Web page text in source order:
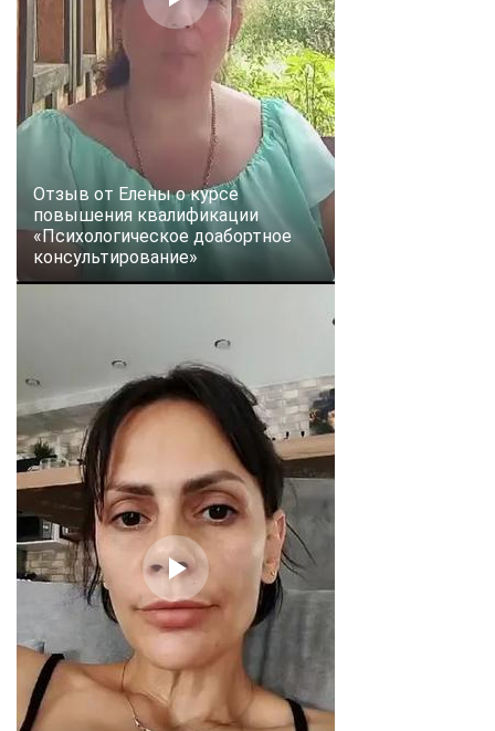
Отзыв от Елены о курсе
повышения квалификации
«Психологическое доабортное
консультирование»